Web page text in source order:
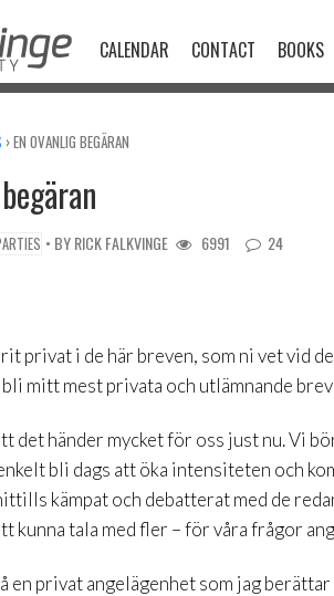
CALENDAR CONTACT BOOKS
›EN OVANLIG BEGÄRAN
• BYRICK FALKVINGE 6991 24
privat i de här breven, som ni vet vid
mitt mest privata och utlämnande
det händer mycket för oss just nu. Vi
bli dags att öka intensiteten och
kämpat och debatterat med de
kunna tala med fler – för våra frågor
en privat angelägenhet som jag